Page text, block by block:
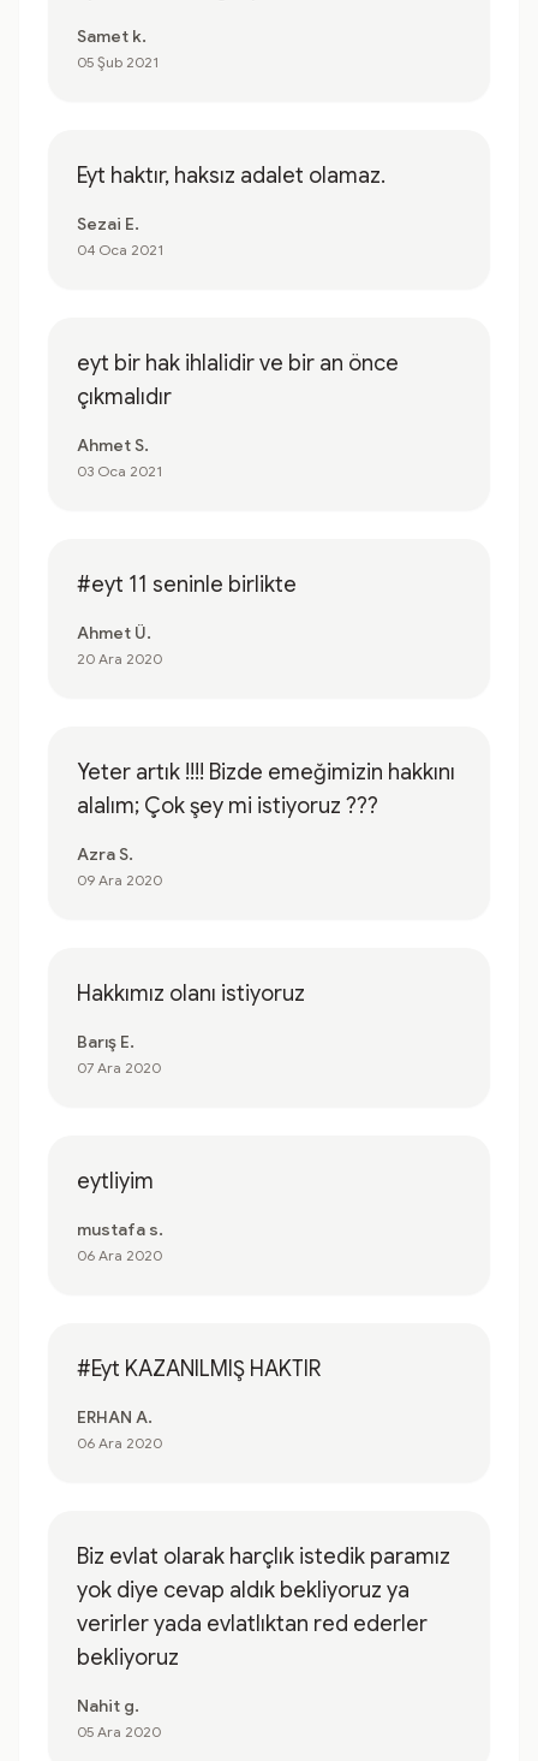
Samet k.
05 Şub 2021
Eyt haktır, haksız adalet olamaz.
Sezai E.
04 Oca 2021
eyt bir hak ihlalidir ve bir an önce
çıkmalıdır
Ahmet S.
03 Oca 2021
#eyt 11 seninle birlikte
Ahmet Ü.
20 Ara 2020
Yeter artık !!!! Bizde emeğimizin hakkını
alalım; Çok şey mi istiyoruz ???
Azra S.
09 Ara 2020
Hakkımız olanı istiyoruz
Barış E.
07 Ara 2020
eytliyim
mustafa s.
06 Ara 2020
#Eyt KAZANILMIŞ HAKTIR
ERHAN A.
06 Ara 2020
Biz evlat olarak harçlık istedik paramız
yok diye cevap aldık bekliyoruz ya
verirler yada evlatlıktan red ederler
bekliyoruz
Nahit g.
05 Ara 2020